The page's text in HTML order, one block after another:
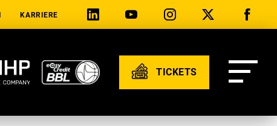
KARRIERE
TICKETS